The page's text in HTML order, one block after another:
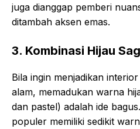
juga dianggap pemberi
ditambah aksen emas.
3. Kombinasi Hijau
Bila ingin menjadikan
alam, memadukan warna
dan pastel) adalah ide
populer memiliki sedikit